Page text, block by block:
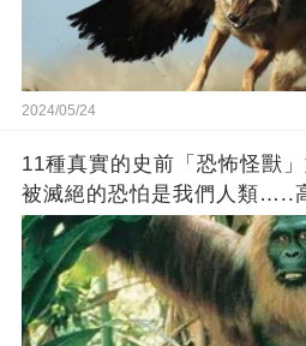
2024/05/24
11種真實的史前「恐怖怪獸
被滅絕的恐怕是我們人類…..